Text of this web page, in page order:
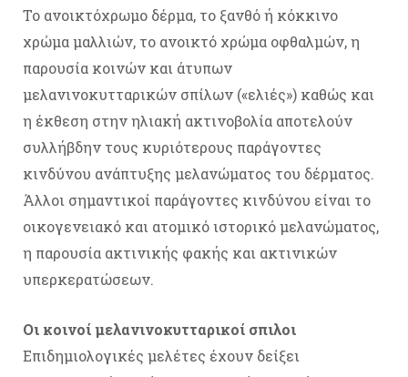
To ανοικτόχρωμο δέρμα, το ξανθό ή κόκκινο
χρώμα μαλλιών, το ανοικτό χρώμα οφθαλμών, η
παρουσία κοινών και άτυπων
μελανινοκυτταρικών σπίλων («ελιές») καθώς και
η έκθεση στην ηλιακή ακτινοβολία αποτελούν
συλλήβδην τους κυριότερους παράγοντες
κινδύνου ανάπτυξης μελανώματος του δέρματος.
Άλλοι σημαντικοί παράγοντες κινδύνου είναι το
οικογενειακό και ατομικό ιστορικό μελανώματος,
η παρουσία ακτινικής φακής και ακτινικών
υπερκερατώσεων.
Οι κοινοί μελανινοκυτταρικοί σπιλοι
Επιδημιολογικές μελέτες έχουν δείξει